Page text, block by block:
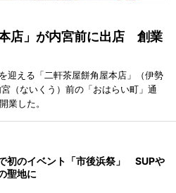
店」が内宮前に出店 創業
迎える「二軒茶屋餅角屋本店」（伊勢
（ないくう）前の「おはらい町」通
業した。
初のイベント「市後浜祭」 SUPや
聖地に